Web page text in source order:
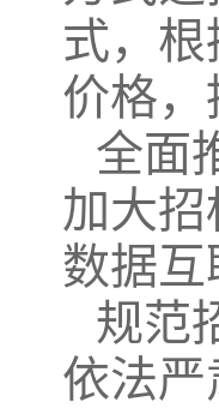
式，
价格，
全面
加大
数据互
规范
依法